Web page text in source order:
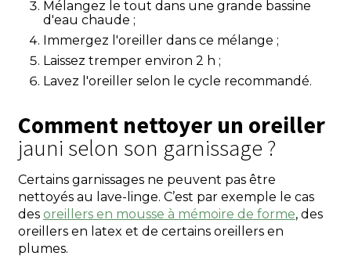
Mélangez le tout dans une grande bassine
d'eau chaude ;
Immergez l'oreiller dans ce mélange ;
Laissez tremper environ 2 h ;
Lavez l'oreiller selon le cycle recommandé.
Comment nettoyer un oreiller
jauni selon son garnissage ?
Certains garnissages ne peuvent pas être
nettoyés au lave-linge. C’est par exemple le cas
des oreillers en mousse à mémoire de forme, des
oreillers en latex et de certains oreillers en
plumes.